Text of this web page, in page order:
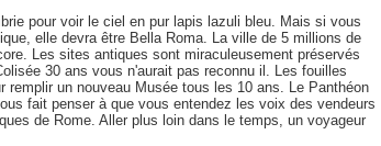
pour voir le ciel en pur lapis lazuli bleu. Mais si vous
elle devra être Bella Roma. La ville de 5 millions de
Les sites antiques sont miraculeusement préservés
30 ans vous n'aurait pas reconnu il. Les fouilles
un nouveau Musée tous les 10 ans. Le Panthéon
fait penser à que vous entendez les voix des vendeurs
de Rome. Aller plus loin dans le temps, un voyageur